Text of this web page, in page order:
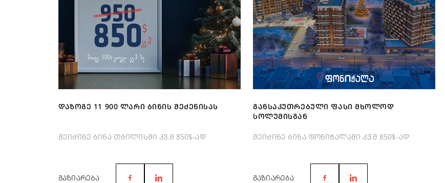
ᲓᲐᲖᲝᲒᲔ 11 900 ᲚᲐᲠᲘ ᲑᲘᲜᲘᲡ ᲨᲔᲫᲔᲜᲘᲡᲐᲡ
შეიძინე ბინა თბილისში კვ.მ 850$-ად
ᲒᲐᲖᲘᲐᲠᲔᲑᲐ
ᲒᲐᲜᲡᲐᲙᲣᲗᲠᲔᲑᲣᲚᲘ ᲤᲐᲡᲘ ᲛᲮᲝᲚᲝᲓ
ᲡᲝᲚᲣᲛᲘᲡᲒᲐᲜ
შეიძინე ბინა ფონიჭალაში კვ.მ 850$-ად
ᲒᲐᲖᲘᲐᲠᲔᲑᲐ